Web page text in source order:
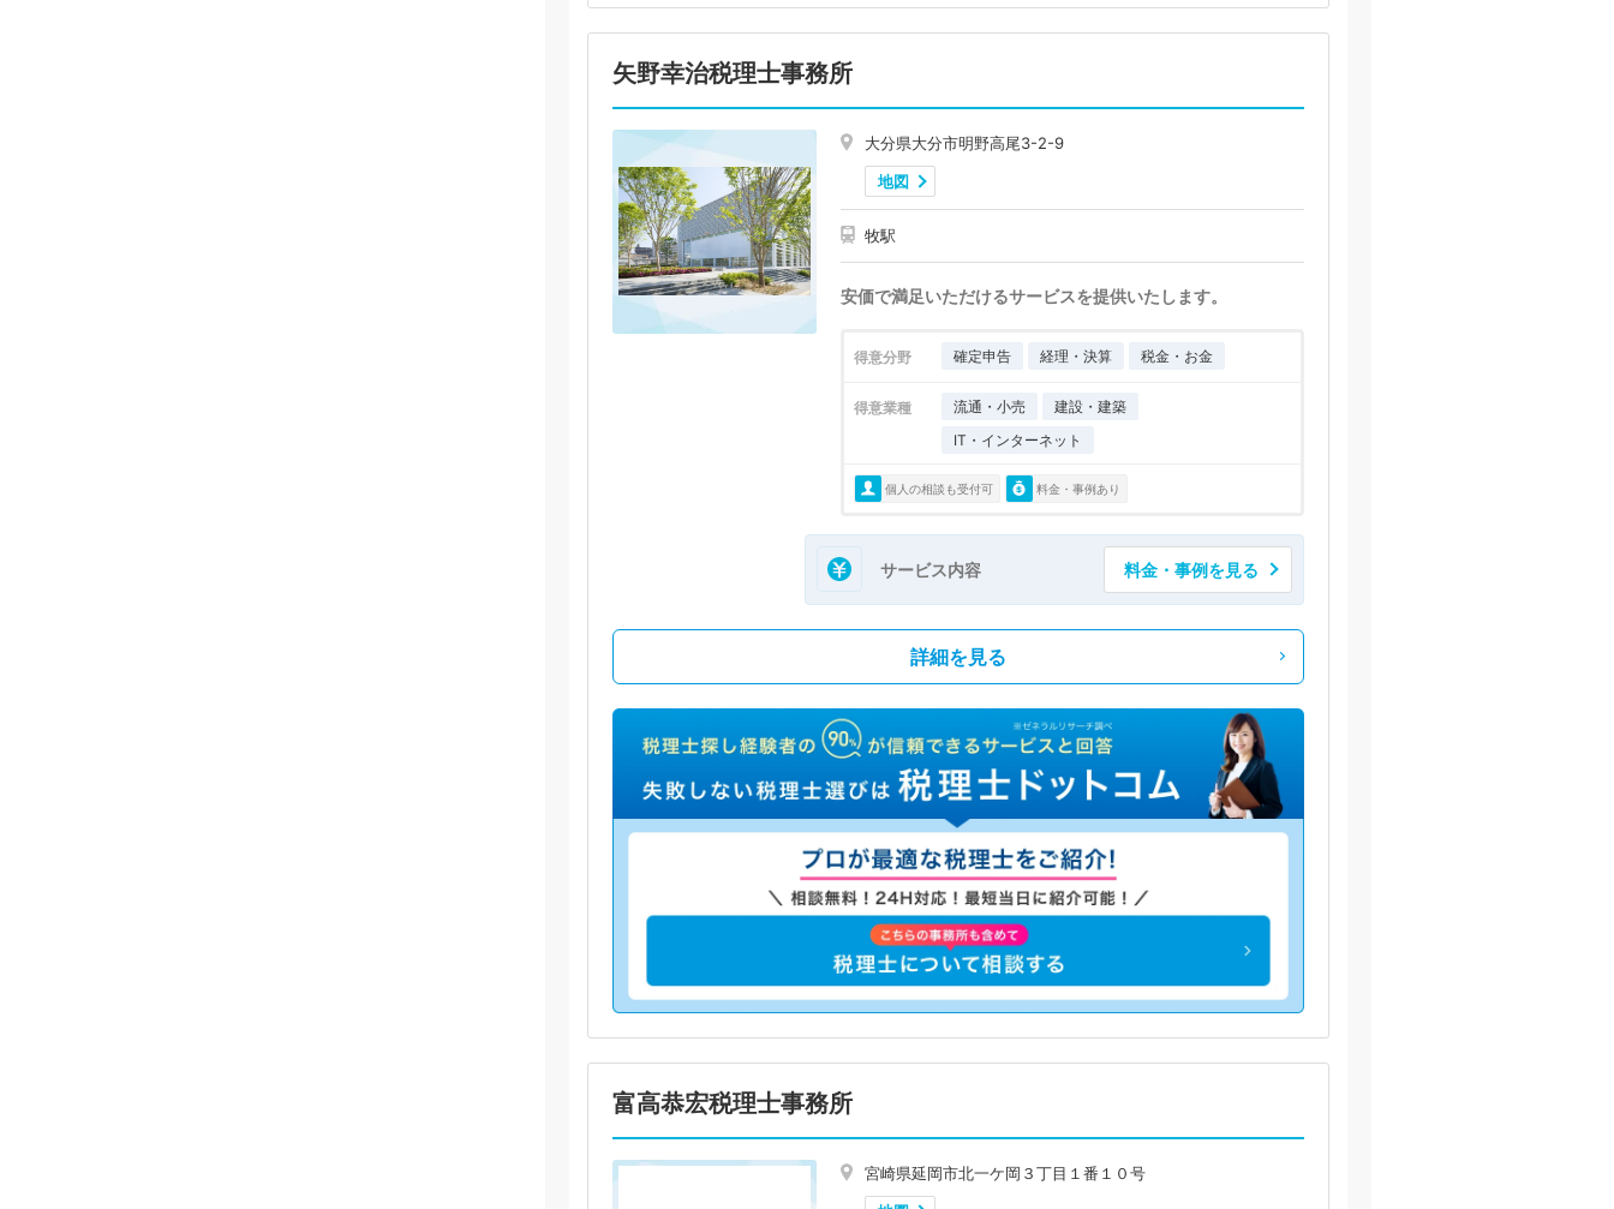
矢野幸治税理士事務所
大分県大分市明野高尾3-2-9
地図
牧駅
安価で満足いただけるサービスを提供いたします。
得意分野 確定申告 経理・決算 税金・お金
得意業種 流通・小売
建設・建築
IT・インターネット
個人の相談も受付可 料金・事例あり
サービス内容 料金・事例を見る
詳細を見る
富高恭宏税理士事務所
宮崎県延岡市北一ケ岡３丁目１番１０号